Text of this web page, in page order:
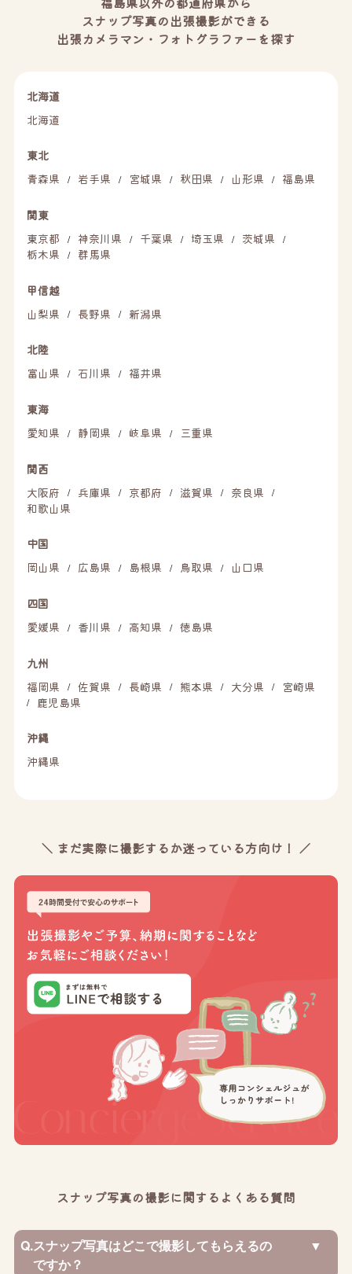
スナップ写真の出張撮影ができる
出張カメラマン・フォトグラファーを探す
北海道
北海道
東北
青森県
/ 岩手県 / 宮城県 / 秋田県 / 山形県 / 福島県
関東
東京都
/ 神奈川県 / 千葉県 / 埼玉県 / 茨城県 /
栃木県 / 群馬県
甲信越
山梨県
/ 長野県 / 新潟県
北陸
富山県
/ 石川県 / 福井県
東海
愛知県
/ 静岡県 / 岐阜県 / 三重県
関西
大阪府
/ 兵庫県 / 京都府 / 滋賀県 / 奈良県 /
和歌山県
中国
岡山県
/ 広島県 / 島根県 / 鳥取県 / 山口県
四国
愛媛県
/ 香川県 / 高知県 / 徳島県
九州
福岡県
/ 佐賀県 / 長崎県 / 熊本県 / 大分県 / 宮崎県
/ 鹿児島県
沖縄
沖縄県
＼ まだ実際に撮影するか迷っている方向け！ ／
スナップ写真の撮影に関するよくある質問
Q.スナップ写真はどこで撮影してもらえるの
ですか？